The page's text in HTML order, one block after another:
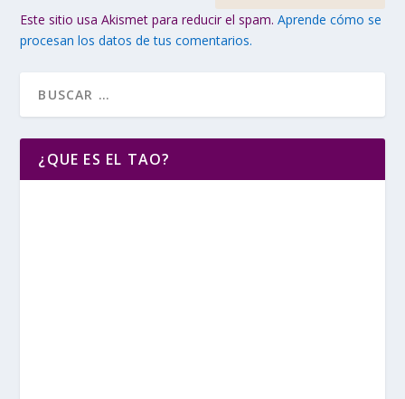
Este sitio usa Akismet para reducir el spam.Aprende cómo se
procesan los datos de tus comentarios.
¿QUE ES EL TAO?